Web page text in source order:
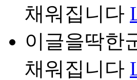
채워집니다
이글을딱한
채워집니다